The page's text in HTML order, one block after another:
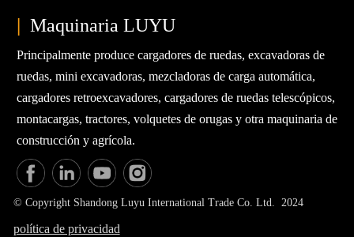
| Maquinaria LUYU
Principalmente produce cargadores de ruedas, excavadoras de
ruedas, mini excavadoras, mezcladoras de carga automática,
cargadores retroexcavadores, cargadores de ruedas telescópicos,
montacargas, tractores, volquetes de orugas y otra maquinaria de
construcción y agrícola.
© Copyright Shandong Luyu International Trade Co. Ltd. 2024
política de privacidad